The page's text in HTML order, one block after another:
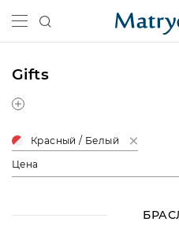
Gifts
Красный / Белый
Цена